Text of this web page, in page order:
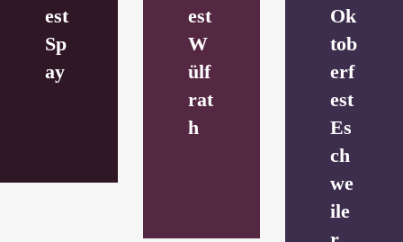
est
Sp
ay
est
W
ülf
rat
h
Ok
tob
erf
est
Es
ch
we
ile